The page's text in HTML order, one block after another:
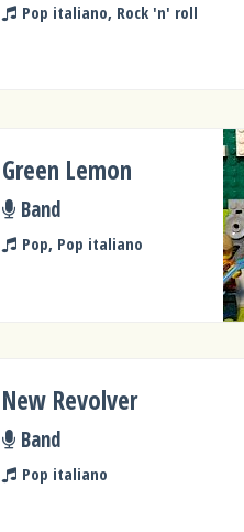
Pop italiano, Rock 'n' roll
Green Lemon
Band
Pop, Pop italiano
New Revolver
Band
Pop italiano